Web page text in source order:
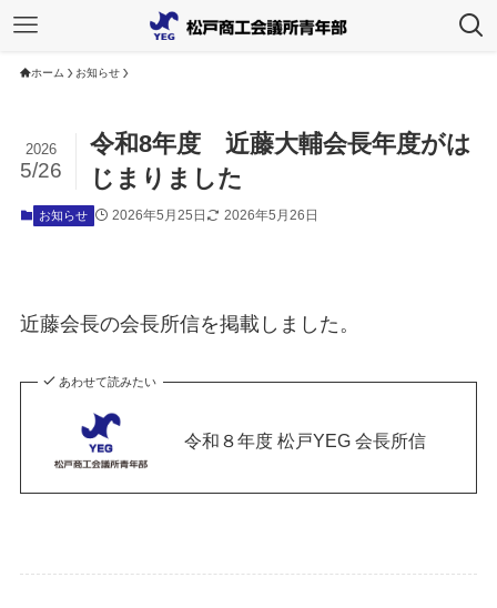
ホーム お知らせ
令和8年度 近藤大輔会長年度がは
じまりました
2026
5/26
お知らせ 2026年5月25日 2026年5月26日
近藤会長の会長所信を掲載しました。
あわせて読みたい
令和８年度 松戸YEG 会長所信